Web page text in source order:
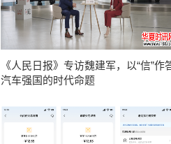
《人民日报》专访魏建军，以“信”作
汽车强国的时代命题